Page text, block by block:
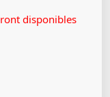
disponibles